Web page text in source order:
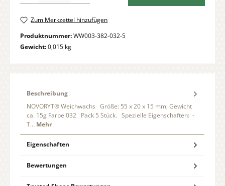
Zum Merkzettel hinzufügen
Produktnummer:WW003-382-032-5
Gewicht:0,015 kg
Beschreibung
NOVORYT® Weichwachs Größe: 55 x 20 x 15 mm, Gewicht
ca. 15g Farbe 032 Pack 5 Stück. Spezielle Eigenschaften: -
T… Mehr
Eigenschaften
Bewertungen